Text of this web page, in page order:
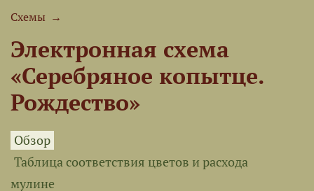
Схемы →
Электронная схема
«Серебряное копытце.
Рождество»
Обзор
Таблица соответствия цветов и расхода
мулине